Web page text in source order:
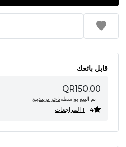
قابل بائعك
QR150.00
تم البيع بواسطةتاجر تريندينغ
4 1 المراجعات